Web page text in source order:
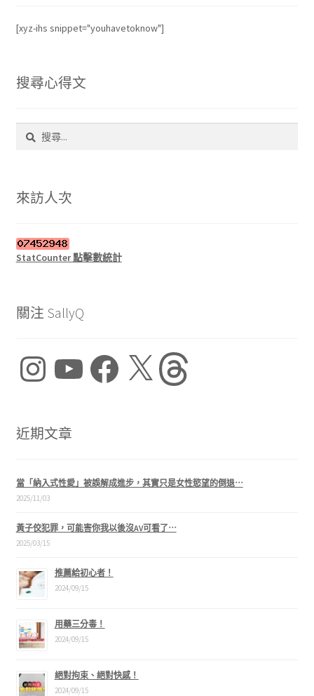
[xyz-ihs snippet="youhavetoknow"]
搜尋心得文
字:
來訪人次
StatCounter 點擊數統計
關注 SallyQ
InstagramYouTube Facebook Threads
近期文章
當「納入式性愛」被誤解成進步，其實只是女性慾望的倒退⋯
2025/11/03
黃子佼犯罪，可能害你我以後沒AV可看了⋯
2025/03/15
推薦給初心者！
2024/09/15
用藥三分毒！
2024/09/15
絕對拘束、絕對快感！
2024/09/15